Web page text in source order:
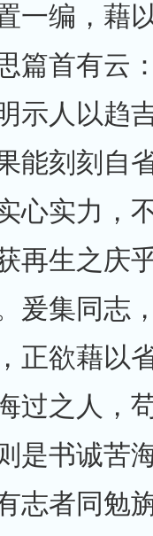
编，藉
首有云
示人以趋
能刻刻自
心实力，
再生之庆
爰集同志
正欲藉以
过之人，
是书诚苦
志者同勉